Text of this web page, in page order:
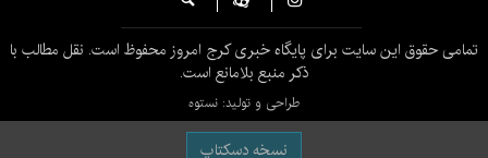
تمامی حقوق این سایت برای پایگاه خبری کرج امروز محفوظ است. نقل مطالب با
ذکر منبع بلامانع است.
طراحی و تولید: نستوه
نسخه دسکتاپ